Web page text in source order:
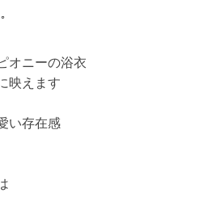
オニーの浴衣
映えます
い存在感